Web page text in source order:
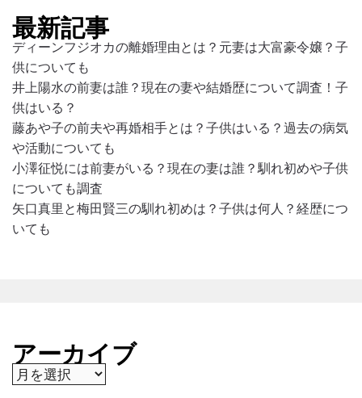
最新記事
ディーンフジオカの離婚理由とは？元妻は大富豪令嬢？子
供についても
井上陽水の前妻は誰？現在の妻や結婚歴について調査！子
供はいる？
藤あや子の前夫や再婚相手とは？子供はいる？過去の病気
や活動についても
小澤征悦には前妻がいる？現在の妻は誰？馴れ初めや子供
についても調査
矢口真里と梅田賢三の馴れ初めは？子供は何人？経歴につ
いても
アーカイブ
ア